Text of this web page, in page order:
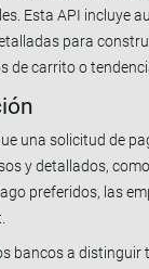
Esta API incluye
para
carrito o
una solicitud de
y detallados,
preferidos, las
bancos a